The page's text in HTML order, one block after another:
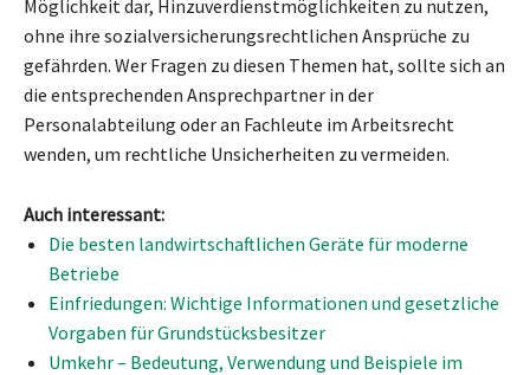
Möglichkeit dar, Hinzuverdienstmöglichkeiten zu nutzen,
ohne ihre sozialversicherungsrechtlichen Ansprüche zu
gefährden. Wer Fragen zu diesen Themen hat, sollte sich an
die entsprechenden Ansprechpartner in der
Personalabteilung oder an Fachleute im Arbeitsrecht
wenden, um rechtliche Unsicherheiten zu vermeiden.
Auch interessant:
Die besten landwirtschaftlichen Geräte für moderne
Betriebe
Einfriedungen: Wichtige Informationen und gesetzliche
Vorgaben für Grundstücksbesitzer
Umkehr – Bedeutung, Verwendung und Beispiele im